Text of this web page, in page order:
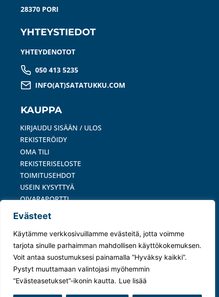
Evästeet
Käytämme verkkosivuillamme evästeitä, jotta voimme
tarjota sinulle parhaimman mahdollisen käyttökokemuksen.
Voit antaa suostumuksesi painamalla ”Hyväksy kaikki”.
Pystyt muuttamaan valintojasi myöhemmin
”Evästeasetukset”-ikonin kautta. Lue lisää
28370 PORI
YHTEYSTIEDOT
YHTEYDENOTOT
050 413 5235
INFO(AT)SATATUKKU.COM
KAUPPA
KIRJAUDU SISÄÄN / ULOS
REKISTERÖIDY
OMA TILI
REKISTERISELOSTE
TOIMITUSEHDOT
USEIN KYSYTTYÄ
OIVARAPORTTI
MAKSUTAVAT
© 2024 Satatukku Oy –Tietosuojaseloste